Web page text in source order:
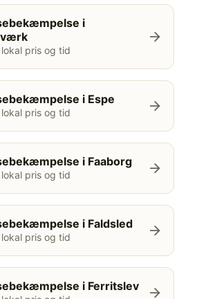
i
pris og tid
arrow_forward
i Espe
pris og tid arrow_forward
i Faaborg
pris og tid arrow_forward
i Faldsled
pris og tid arrow_forward
i Ferritslev arrow_forward